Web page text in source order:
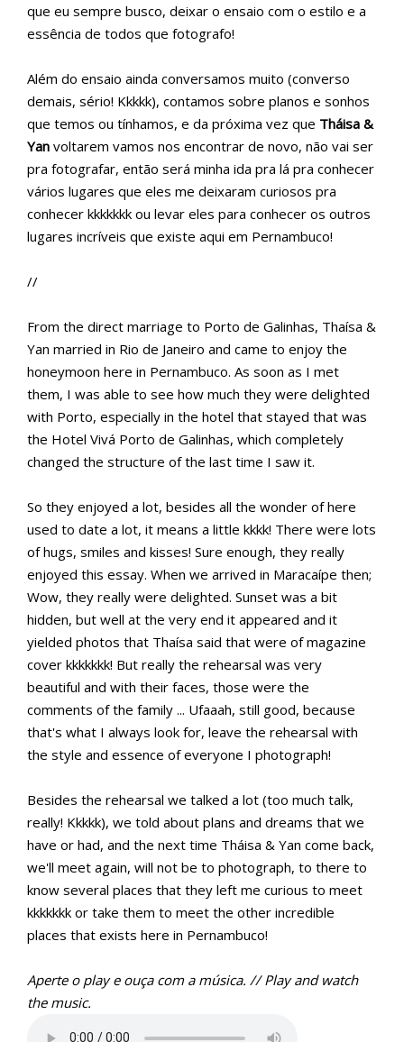
que eu sempre busco, deixar o ensaio com o estilo e a
essência de todos que fotografo!
Além do ensaio ainda conversamos muito (converso
demais, sério! Kkkkk), contamos sobre planos e sonhos
que temos ou tínhamos, e da próxima vez que Tháisa &
Yan voltarem vamos nos encontrar de novo, não vai ser
pra fotografar, então será minha ida pra lá pra conhecer
vários lugares que eles me deixaram curiosos pra
conhecer kkkkkkk ou levar eles para conhecer os outros
lugares incríveis que existe aqui em Pernambuco!
//
From the direct marriage to Porto de Galinhas, Thaísa &
Yan married in Rio de Janeiro and came to enjoy the
honeymoon here in Pernambuco. As soon as I met
them, I was able to see how much they were delighted
with Porto, especially in the hotel that stayed that was
the Hotel Vivá Porto de Galinhas, which completely
changed the structure of the last time I saw it.
So they enjoyed a lot, besides all the wonder of here
used to date a lot, it means a little kkkk! There were lots
of hugs, smiles and kisses! Sure enough, they really
enjoyed this essay. When we arrived in Maracaípe then;
Wow, they really were delighted. Sunset was a bit
hidden, but well at the very end it appeared and it
yielded photos that Thaísa said that were of magazine
cover kkkkkkk! But really the rehearsal was very
beautiful and with their faces, those were the
comments of the family ... Ufaaah, still good, because
that's what I always look for, leave the rehearsal with
the style and essence of everyone I photograph!
Besides the rehearsal we talked a lot (too much talk,
really! Kkkkk), we told about plans and dreams that we
have or had, and the next time Tháisa & Yan come back,
we'll meet again, will not be to photograph, to there to
know several places that they left me curious to meet
kkkkkkk or take them to meet the other incredible
places that exists here in Pernambuco!
Aperte o play e ouça com a música. // Play and watch
the music.